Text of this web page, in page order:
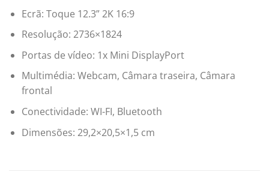
Ecrã: Toque 12.3” 2K 16:9
Resolução: 2736×1824
Portas de vídeo: 1x Mini DisplayPort
Multimédia: Webcam, Câmara traseira, Câmara
frontal
Conectividade: WI-FI, Bluetooth
Dimensões: 29,2×20,5×1,5 cm